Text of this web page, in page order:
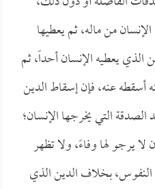
من ماله، ثم يعطيها
الذي يعطيه الإنسان أحداً، ثم
أسقطه عنه، فإن إسقاط الدين
التي يخرجها الإنسان؛
يرجو لها وفاءً، ولا تظهر
بخلاف الدين الذي